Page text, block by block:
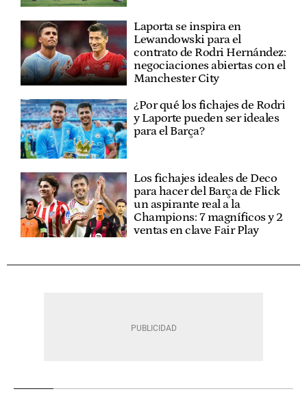
Laporta se inspira en
Lewandowski para el
contrato de Rodri Hernández:
negociaciones abiertas con el
Manchester City
¿Por qué los fichajes de Rodri
y Laporte pueden ser ideales
para el Barça?
Los fichajes ideales de Deco
para hacer del Barça de Flick
un aspirante real a la
Champions: 7 magníficos y 2
ventas en clave Fair Play